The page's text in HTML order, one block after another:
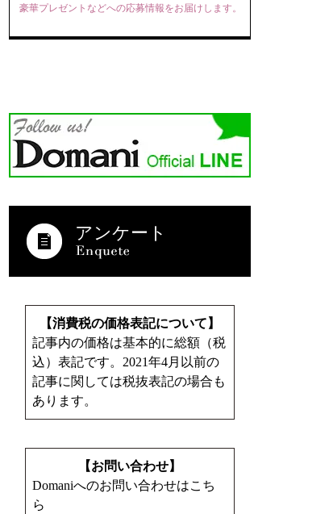
豪華プレゼントなどへの応募情報をお届けします。
アンケート
【消費税の価格表記について】
記事内の価格は基本的に総額（税
込）表記です。2021年4月以前の
記事に関しては税抜表記の場合も
あります。
【お問い合わせ】
Domaniへのお問い合わせはこち
ら